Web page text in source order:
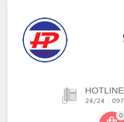
HOTLINE
24/24 :
0